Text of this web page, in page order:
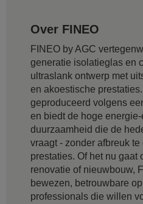
Over FINEO
FINEO by AGC
generatie isolatieglas en
ultraslank ontwerp met
en akoestische
geproduceerd volgens
en biedt de hoge
duurzaamheid die de
vraagt - zonder afbreuk
prestaties. Of het nu gaat
renovatie of nieuwbouw,
bewezen, betrouwbare
professionals die willen